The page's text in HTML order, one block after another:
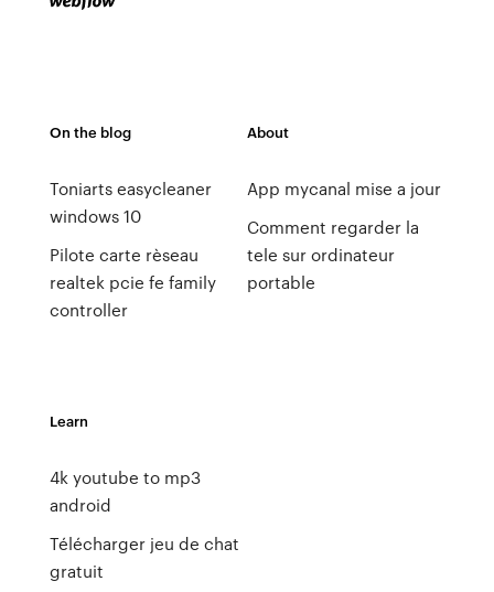
On the blog
Toniarts easycleaner
windows 10
Pilote carte rèseau
realtek pcie fe family
controller
About
App mycanal mise a jour
Comment regarder la
tele sur ordinateur
portable
Learn
4k youtube to mp3
android
Télécharger jeu de chat
gratuit